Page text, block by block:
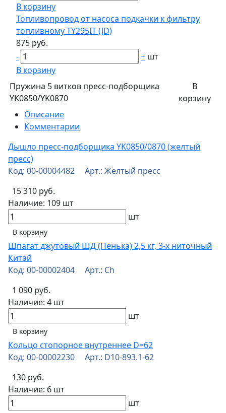
В корзину
Топливопровод от насоса подкачки к фильтру
топливному TY295IT (JD)
875 руб.
-
+ шт
В корзину
Пружина 5 витков пресс-подборщика
YK0850/YK0870
В
корзину
Описание
Комментарии
Дышло пресс-подборщика YK0850/0870 (желтый
пресс)
Код: 00-00004482 Арт.: Желтый пресс
15 310 руб.
Наличие: 109 шт
шт
В корзину
Шпагат джутовый ШД (Пенька) 2,5 кг, 3-х ниточный
Китай
Код: 00-00002404 Арт.: Ch
1 090 руб.
Наличие: 4 шт
шт
В корзину
Кольцо стопорное внутреннее D=62
Код: 00-00002230 Арт.: D10-893.1-62
130 руб.
Наличие: 6 шт
шт